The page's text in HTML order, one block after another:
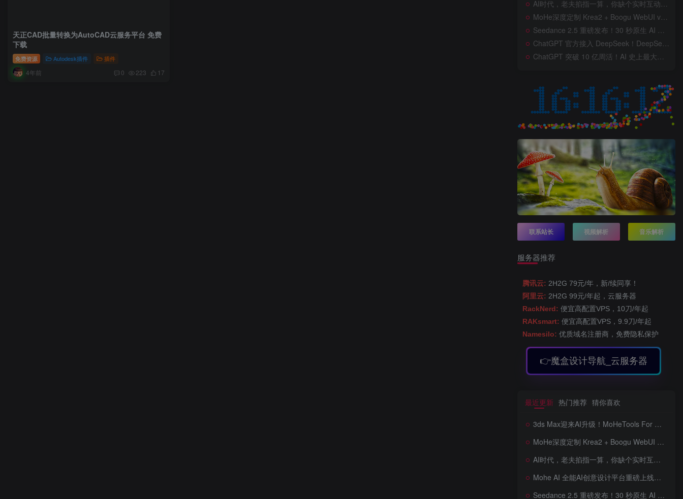
天正CAD批量转换为AutoCAD云服务平台 免费
下载
免费资源 Autodesk插件 插件
4年前 0 223 17
AI时代，老夫掐指一算，你缺个实时互动的 AI 赛博女友！无需 API、完全免费、实时语音互动，零延迟打造专属 AI 数字女友，附本地部署教程！
MoHe深度定制 Krea2 + Boogu WebUI v2.0 重磅发布！专为 AI 室内设计师打造，一键切换定制工作流，彻底告别 ComfyUI 复杂节点，一键生图！
Seedance 2.5 重磅发布！30 秒原生 AI 视频、50 个多模态参考、原位编辑全上线，告别抽卡盲盒，AI 视频正式进入导演时代！
ChatGPT 官方接入 DeepSeek！DeepSeek V4 Flash 0731 重磅开源发布！AI 编程能力全面升级，支持识图、支持 Responses API，本地部署全攻略！
ChatGPT 突破 10 亿周活！AI 史上最大用户奇迹背后，OpenAI 正面对一场百亿美元级商业挑战
联系站长 视频解析 音乐解析
服务器推荐
腾讯云: 2H2G 79元/年，新/续同享！
阿里云: 2H2G 99元/年起，云服务器
RackNerd: 便宜高配置VPS，10刀/年起
RAKsmart: 便宜高配置VPS，9.9刀/年起
Namesilo: 优质域名注册商，免费隐私保护
👉魔盒设计导航_云服务器
最近更新 热门推荐 猜你喜欢
3ds Max迎来AI升级！MoHeTools For 3ds Max 2012 ~ 2026 智能工具箱插件发布，支持AI 3D建模、文生图、图生图、效果图生成，全面提升室内设计效率
MoHe深度定制 Krea2 + Boogu WebUI v2.0 重磅发布！专为 AI 室内设计师打造，一键切换定制工作流，彻底告别 ComfyUI 复杂节点，一键生图！
AI时代，老夫掐指一算，你缺个实时互动的 AI 赛博女友！无需 API、完全免费、实时语音互动，零延迟打造专属 AI 数字女友，附本地部署教程！
Mohe AI 全能AI创意设计平台重磅上线！一站式AI提示词词库·对话·绘画·画廊·推流AI创意神器与AIGC展示平台系统全面升级！
Seedance 2.5 重磅发布！30 秒原生 AI 视频、50 个多模态参考、原位编辑全上线，告别抽卡盲盒，AI 视频正式进入导演时代！